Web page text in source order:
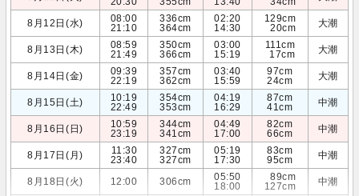
8月12日(水)
08:00
21:10
336cm
364cm
02:20
14:30
129cm
20cm
大潮
8月13日(木)
08:59
21:49
350cm
366cm
03:00
15:19
111cm
17cm
大潮
8月14日(金)
09:39
22:19
357cm
362cm
03:40
15:59
97cm
24cm
大潮
8月15日(土)
10:19
22:49
354cm
353cm
04:19
16:29
87cm
41cm
中潮
8月16日(日)
10:59
23:19
344cm
341cm
04:49
17:00
82cm
66cm
中潮
8月17日(月)
11:30
23:40
327cm
327cm
05:19
17:30
83cm
95cm
中潮
8月18日(火) 12:00 306cm
05:50
18:00
89cm
127cm
中潮